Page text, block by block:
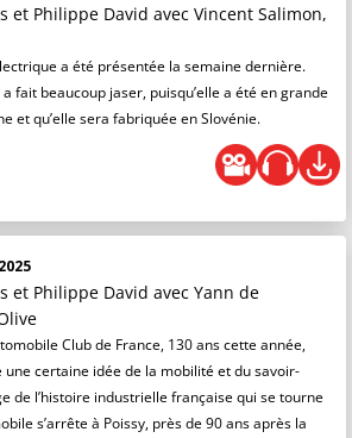
et Philippe David avec Vincent Salimon,
a été présentée la semaine dernière.
fait beaucoup jaser, puisqu’elle a été en grande
et qu’elle sera fabriquée en Slovénie.
et Philippe David avec Yann de
Club de France, 130 ans cette année,
certaine idée de la mobilité et du savoir-
de l’histoire industrielle française qui se tourne
s’arrête à Poissy, près de 90 ans après la